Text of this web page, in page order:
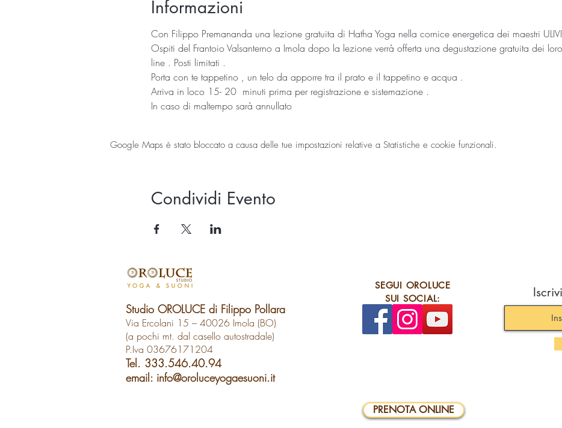
Informazioni
Con Filippo Premananda una lezione gratuita di Hatha Yoga nella cornice energetica dei maestri
Ospiti del Frantoio Valsanterno a Imola dopo la lezione verrà offerta una degustazione gratuita dei
line . Posti limitati .
Porta con te tappetino , un telo da apporre tra il prato e il tappetino e acqua .
Arriva in loco 15- 20  minuti prima per registrazione e sistemazione .
In caso di maltempo sarà annullato
Google Maps è stato bloccato a causa delle tue impostazioni relative a Statistiche e cookie funzionali.
Condividi Evento
Studio OROLUCE di Filippo Pollara
Via Ercolani 15 – 40026 Imola (BO)
(a pochi mt. dal casello autostradale)
P.Iva 03676171204
Tel. 333.546.40.94
email: info@oroluceyogaesuoni.it
SEGUI OROLUCE
SUI SOCIAL:
PRENOTA ONLINE